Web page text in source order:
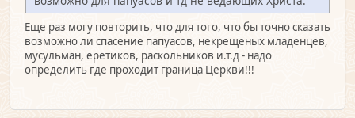
Еще раз могу повторить, что для того, что бы точно сказать
возможно ли спасение папуасов, некрещеных младенцев,
мусульман, еретиков, раскольников и.т.д - надо
определить где проходит граница Церкви!!!